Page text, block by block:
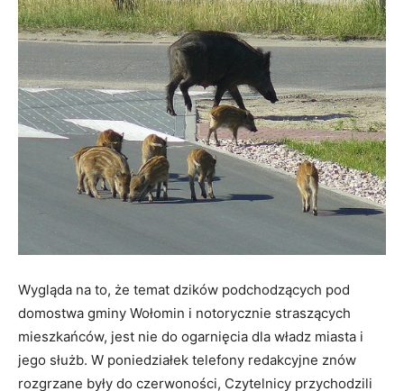
Wygląda na to, że temat dzików podchodzących pod
domostwa gminy Wołomin i notorycznie straszących
mieszkańców, jest nie do ogarnięcia dla władz miasta i
jego służb. W poniedziałek telefony redakcyjne znów
rozgrzane były do czerwoności, Czytelnicy przychodzili